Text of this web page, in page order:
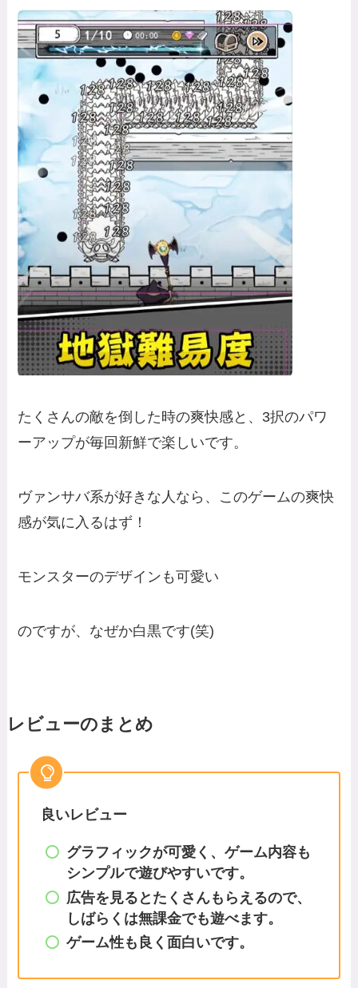
たくさんの敵を倒した時の爽快感と、3択のパワ
ーアップが毎回新鮮で楽しいです。
ヴァンサバ系が好きな人なら、このゲームの爽快
感が気に入るはず！
モンスターのデザインも可愛い
のですが、なぜか白黒です(笑)
レビューのまとめ
良いレビュー
グラフィックが可愛く、ゲーム内容も
シンプルで遊びやすいです。
広告を見るとたくさんもらえるので、
しばらくは無課金でも遊べます。
ゲーム性も良く面白いです。